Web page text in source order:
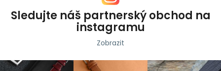
Sledujte náš partnerský obchod na
instagramu
Zobrazit